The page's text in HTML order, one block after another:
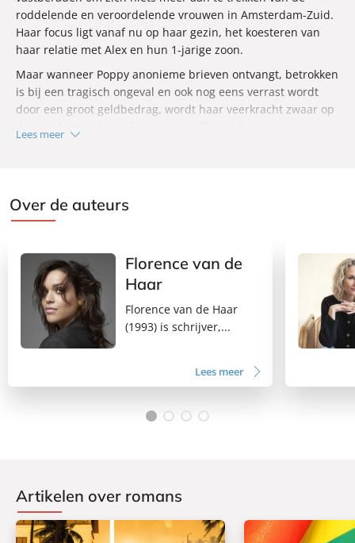
roddelende en veroordelende vrouwen in Amsterdam-Zuid.
Haar focus ligt vanaf nu op haar gezin, het koesteren van
haar relatie met Alex en hun 1-jarige zoon.
Maar wanneer Poppy anonieme brieven ontvangt, betrokken
is bij een tragisch ongeval en ook nog eens verrast wordt
door een groot geldbedrag, wordt haar veerkracht zwaar op
Lees meer
Over de auteurs
Florence van de
Haar
Florence van de Haar
(1993) is schrijver,...
Lees meer
Artikelen over romans